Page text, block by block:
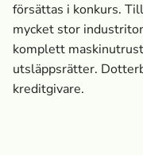
försättas i konkurs.
mycket stor
komplett
utsläppsrätter.
kreditgivare.